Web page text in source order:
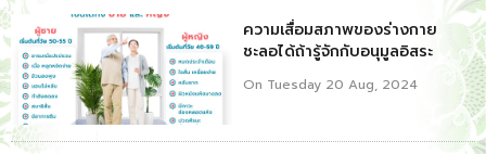
ความเสื่อมสภาพของร่างกาย
ชะลอได้ถ้ารู้จักกับอนุมูลอิสระ
On Tuesday 20 Aug, 2024